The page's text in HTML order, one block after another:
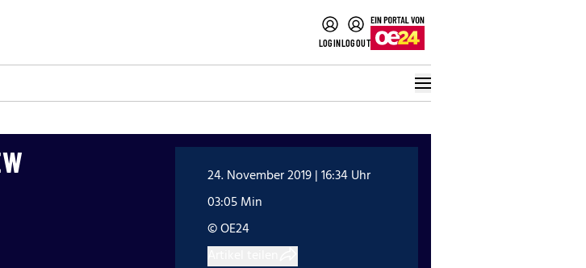
LOGINLOGOUT
24. November 2019 | 16:34 Uhr
03:05 Min
© OE24